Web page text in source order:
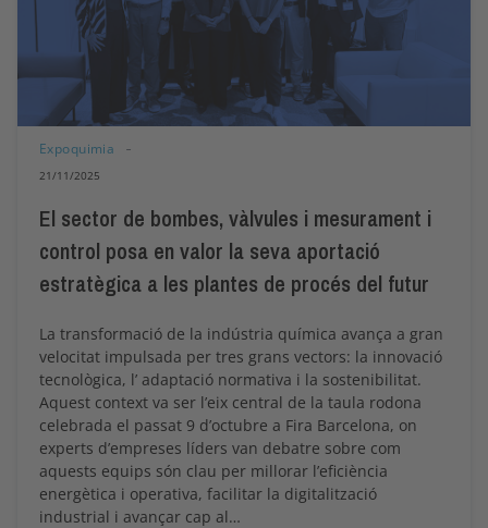
Expoquimia
21/11/2025
El sector de bombes, vàlvules i mesurament i
control posa en valor la seva aportació
estratègica a les plantes de procés del futur
La transformació de la indústria química avança a gran
velocitat impulsada per tres grans vectors: la innovació
tecnològica, l’ adaptació normativa i la sostenibilitat.
Aquest context va ser l’eix central de la taula rodona
celebrada el passat 9 d’octubre a Fira Barcelona, on
experts d’empreses líders van debatre sobre com
aquests equips són clau per millorar l’eficiència
energètica i operativa, facilitar la digitalització
industrial i avançar cap al…